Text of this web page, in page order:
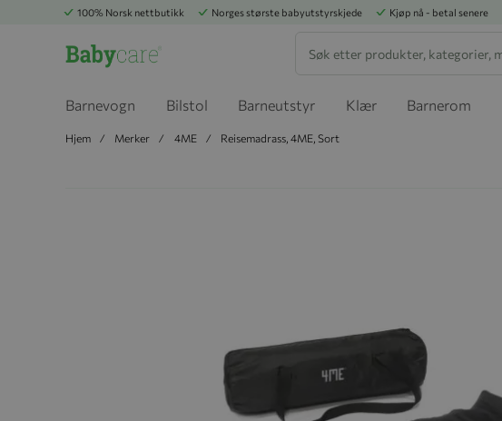
100% Norsk nettbutikk Norges største babyutstyrskjede Kjøp nå - betal senere
Barnevogn Bilstol Barneutstyr Klær Barnerom
Hjem Merker 4ME Reisemadrass, 4ME, Sort